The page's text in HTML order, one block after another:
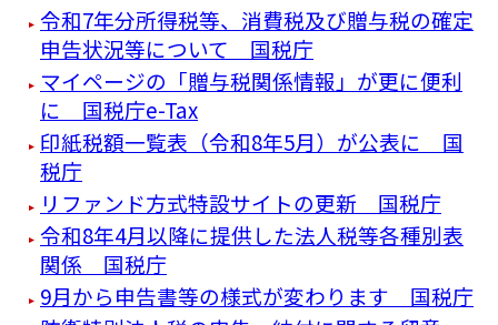
令和7年分所得税等、消費税及び贈与税の確定
申告状況等について 国税庁
マイページの「贈与税関係情報」が更に便利
に 国税庁e-Tax
印紙税額一覧表（令和8年5月）が公表に 国
税庁
リファンド方式特設サイトの更新 国税庁
令和8年4月以降に提供した法人税等各種別表
関係 国税庁
9月から申告書等の様式が変わります 国税庁